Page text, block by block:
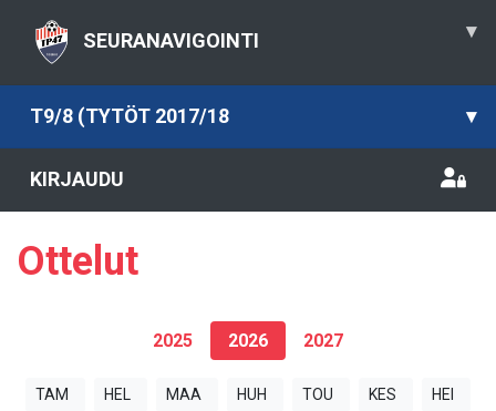
SEURANAVIGOINTI ▾
T9/8 (TYTÖT 2017/18 ▾
KIRJAUDU
Ottelut
2025 2026 2027
TAM HEL MAA HUH TOU KES HEI